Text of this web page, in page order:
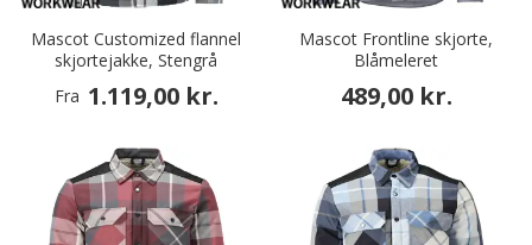
Mascot Customized flannel
skjortejakke, Stengrå
Fra 1.119,00 kr.
Mascot Frontline skjorte,
Blåmeleret
489,00 kr.